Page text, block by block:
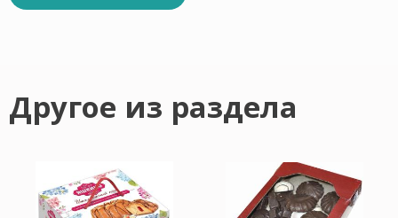
Другое из раздела